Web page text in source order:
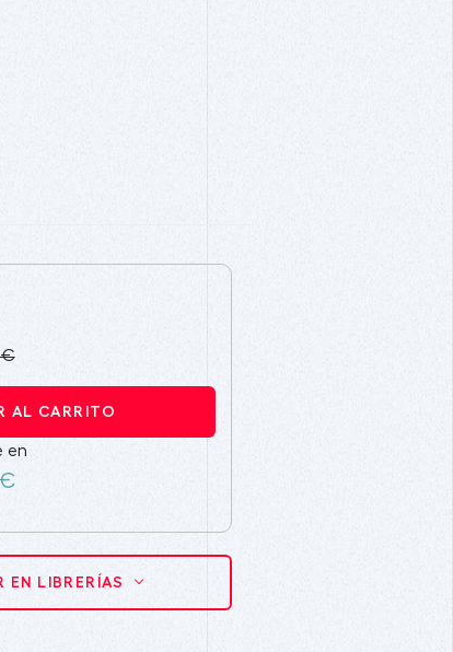
€
AL CARRITO
en
EN LIBRERÍAS